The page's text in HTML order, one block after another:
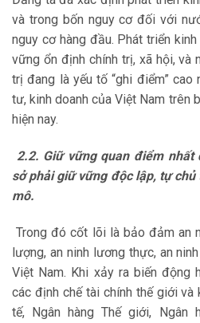
và trong bốn nguy cơ đối với
nguy cơ hàng đầu. Phát triển
vững ổn định chính trị, xã hội, và
trị đang là yếu tố “ghi điểm”
tư, kinh doanh của Việt Nam trên
hiện nay.
2.2. Giữ vững quan điểm nhất
sở phải giữ vững độc lập, tự
mô.
Trong đó cốt lõi là bảo đảm an
lượng, an ninh lương thực, an
Việt Nam. Khi xảy ra biến động
các định chế tài chính thế giới và
tế, Ngân hàng Thế giới, Ngân